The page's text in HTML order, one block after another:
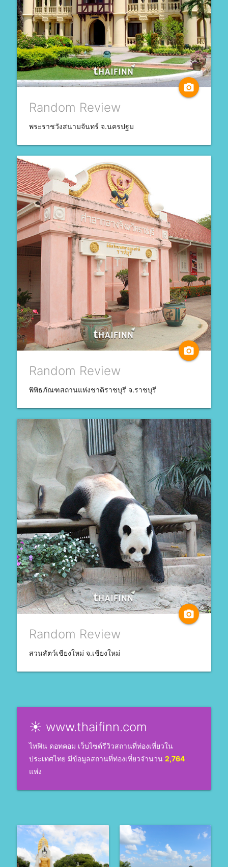
camera_alt
Random Review
พระราชวังสนามจันทร์ จ.นครปฐม
camera_alt
Random Review
พิพิธภัณฑสถานแห่งชาติราชบุรี จ.ราชบุรี
camera_alt
Random Review
สวนสัตว์เชียงใหม่ จ.เชียงใหม่
☀ www.thaifinn.com
ไทฟิน ดอทคอม เว็บไซต์รีวิวสถานที่ท่องเที่ยวใน
ประเทศไทย มีข้อมูลสถานที่ท่องเที่ยวจำนวน 2,764
แห่ง